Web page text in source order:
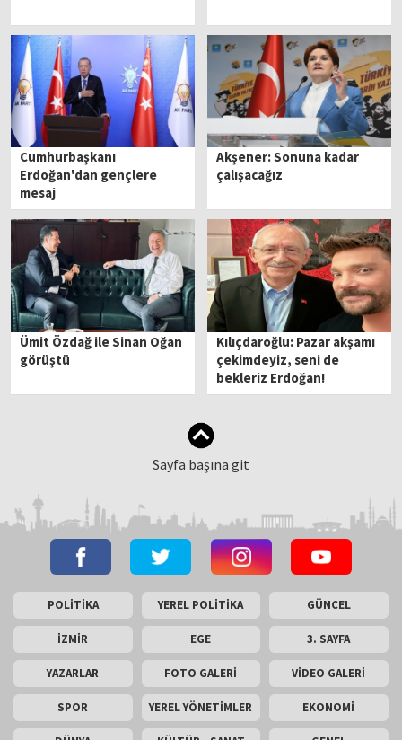
Cumhurbaşkanı
Erdoğan'dan gençlere
mesaj
Akşener: Sonuna kadar
çalışacağız
Ümit Özdağ ile Sinan Oğan
görüştü
Kılıçdaroğlu: Pazar akşamı
çekimdeyiz, seni de
bekleriz Erdoğan!
Sayfa başına git
POLİTİKA YEREL POLİTİKA GÜNCEL
İZMİR EGE 3. SAYFA
YAZARLAR FOTO GALERİ VİDEO GALERİ
SPOR YEREL YÖNETİMLER EKONOMİ